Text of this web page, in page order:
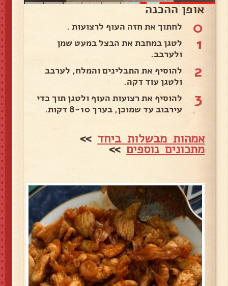
אופן ההכנה
0 לחתוך את חזה העוף לרצועות .
1
לטגן במחבת את הבצל במעט שמן
ולערבב.
2
להוסיף את התבלינים והמלח, לערבב
ולטגן עוד דקה.
3
להוסיף את רצועות העוף ולטגן תוך כדי
עירבוב עד שמוכן, בערך 8-10 דקות.
אמהות מבשלות ביחד >>
מתכונים נוספים>>